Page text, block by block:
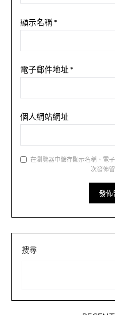
顯示名稱*
電子郵件地址*
個人網站網址
在瀏覽器中儲存顯示名稱、電
次發佈
搜尋